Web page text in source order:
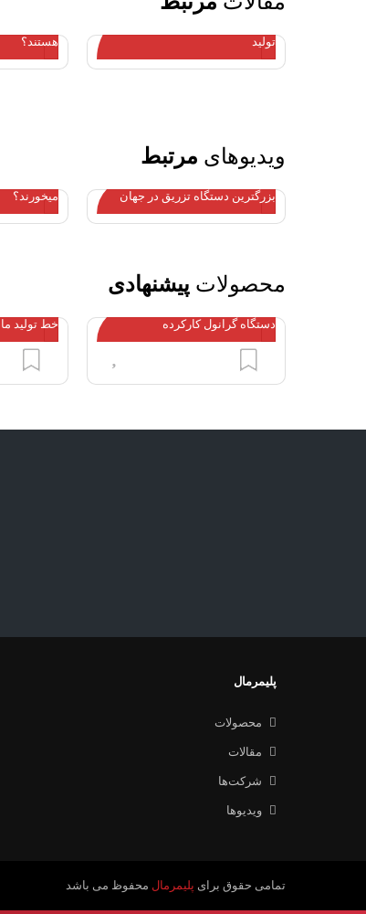
تولید
هستند؟
ویدیوهای مرتبط
بزرگترین دستگاه تزریق در جهان
میخورند؟
محصولات پیشنهادی
دستگاه گرانول کارکرده خط تولید
پلیمرمال
محصولات
مقالات
شرکت‌ها
ویدیوها
تمامی حقوق برای پلیمرمال محفوظ می باشد